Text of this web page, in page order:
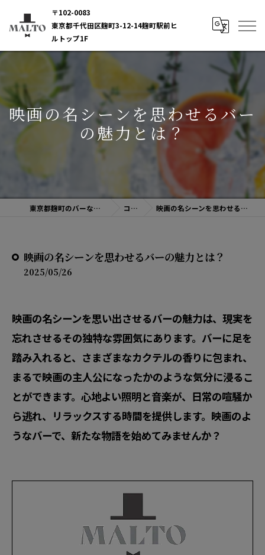
〒102-0083
東京都千代田区麹町3-12-14麹町駅前ヒ
ルトップ1F
映画の名シーンを思わせるバー
の魅力とは？
東京都麹町のバーならBAR MALTO コラム 映画の名シーンを思わせるバーの魅力とは？
映画の名シーンを思わせるバーの魅力とは？
2025/05/26
映画の名シーンを思い出させるバーの魅力は、現実を
忘れさせるその独特な雰囲気にあります。バーに足を
踏み入れると、さまざまなカクテルの香りに包まれ、
まるで映画の主人公になったかのような気分に浸るこ
とができます。心地よい照明と音楽が、日常の喧騒か
ら逃れ、リラックスする時間を提供します。映画のよ
うなバーで、新たな物語を始めてみませんか？